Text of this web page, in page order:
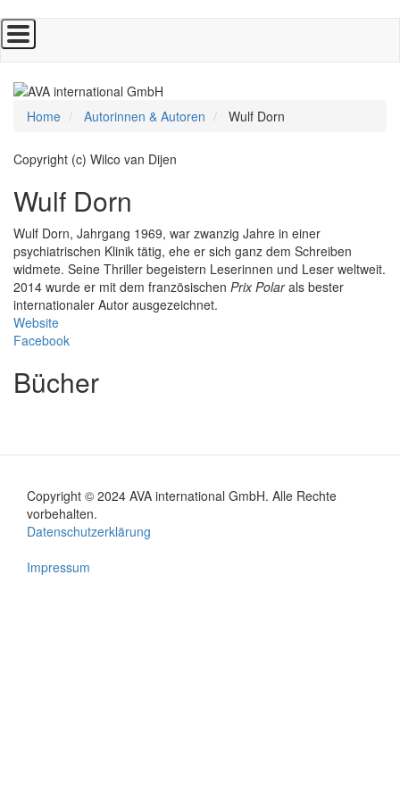
Direkt
zum
Inhalt
Home Autorinnen & Autoren Wulf Dorn
Copyright (c) Wilco van Dijen
Wulf Dorn
Wulf Dorn, Jahrgang 1969, war zwanzig Jahre in einer
psychiatrischen Klinik tätig, ehe er sich ganz dem Schreiben
widmete. Seine Thriller begeistern Leserinnen und Leser weltweit.
2014 wurde er mit dem französischen Prix Polarals bester
internationaler Autor ausgezeichnet.
Website
Facebook
Bücher
Copyright © 2024 AVA international GmbH. Alle Rechte
vorbehalten.
Footer
menu
Datenschutzerklärung
Impressum